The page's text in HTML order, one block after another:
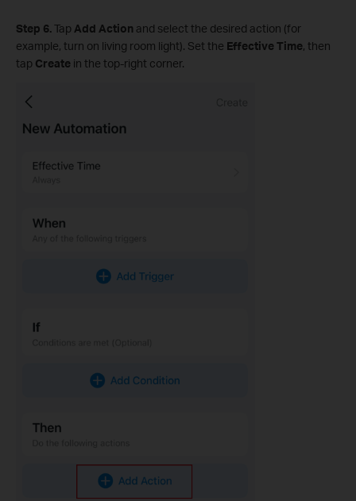
Step 6.Tap Add Action and select the desired action (for
example, turn on living room light). Set the Effective Time, then
tap Create in the top‑right corner.